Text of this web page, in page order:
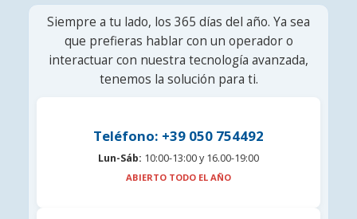
Siempre a tu lado, los 365 días del año. Ya sea
que prefieras hablar con un operador o
interactuar con nuestra tecnología avanzada,
tenemos la solución para ti.
Teléfono: +39 050 754492
Lun-Sáb: 10:00-13:00 y 16.00-19:00
ABIERTO TODO EL AÑO